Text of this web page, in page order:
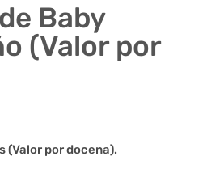
Baby
(Valor por
(Valor por docena).